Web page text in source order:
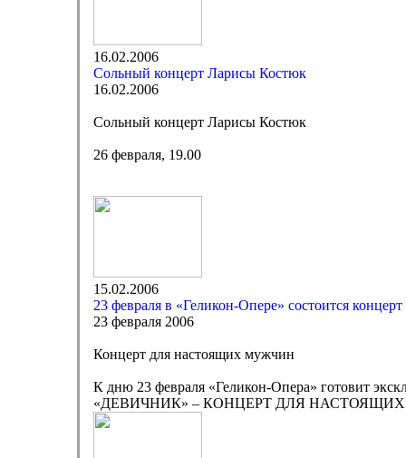
16.02.2006
Сольный концерт Ларисы Костюк
16.02.2006
Сольный концерт Ларисы Костюк
26 февраля, 19.00
15.02.2006
23 февраля в «Геликон-Опере» состоится
23 февраля 2006
Концерт для настоящих мужчин
К дню 23 февраля «Геликон-Опера» готовит
«ДЕВИЧНИК» – КОНЦЕРТ ДЛЯ